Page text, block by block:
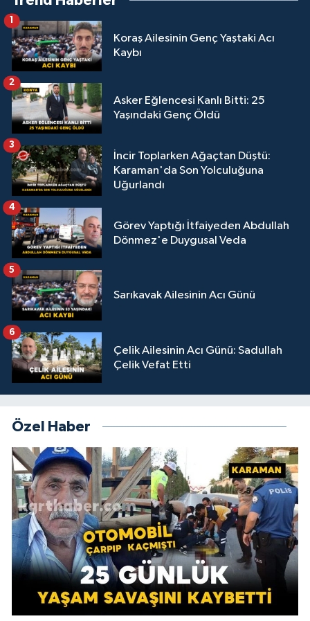
Koraş Ailesinin Genç Yaştaki Acı
Kaybı
1
Asker Eğlencesi Kanlı Bitti: 25
Yaşındaki Genç Öldü
2
İncir Toplarken Ağaçtan Düştü:
Karaman'da Son Yolculuğuna
Uğurlandı
3
Görev Yaptığı İtfaiyeden Abdullah
Dönmez'e Duygusal Veda
4
Sarıkavak Ailesinin Acı Günü
5
Çelik Ailesinin Acı Günü: Sadullah
Çelik Vefat Etti
6
Özel Haber